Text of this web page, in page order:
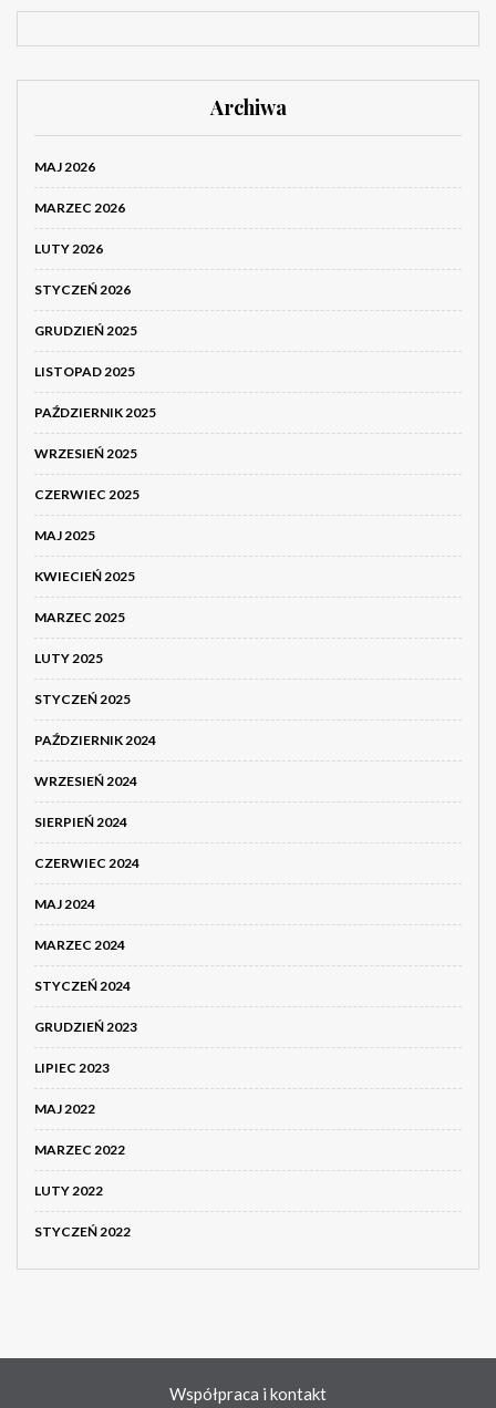
Archiwa
MAJ 2026
MARZEC 2026
LUTY 2026
STYCZEŃ 2026
GRUDZIEŃ 2025
LISTOPAD 2025
PAŹDZIERNIK 2025
WRZESIEŃ 2025
CZERWIEC 2025
MAJ 2025
KWIECIEŃ 2025
MARZEC 2025
LUTY 2025
STYCZEŃ 2025
PAŹDZIERNIK 2024
WRZESIEŃ 2024
SIERPIEŃ 2024
CZERWIEC 2024
MAJ 2024
MARZEC 2024
STYCZEŃ 2024
GRUDZIEŃ 2023
LIPIEC 2023
MAJ 2022
MARZEC 2022
LUTY 2022
STYCZEŃ 2022
Współpraca i kontakt